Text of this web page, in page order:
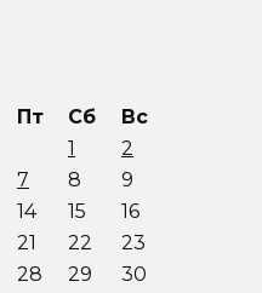
Пт Сб
Вс
1
2
7 8
9
14 15
16
21 22
23
28 29
30